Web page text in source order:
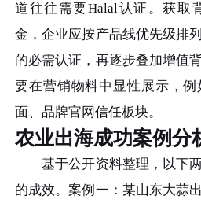
道往往需要Halal认证。获取
金，企业应按产品线优先级排
的必需认证，再逐步叠加增值
要在营销物料中显性展示，
面、品牌官网信任板块。
农业出海成功案例分
基于公开资料整理，以下两
的成效。案例一：某山东大蒜